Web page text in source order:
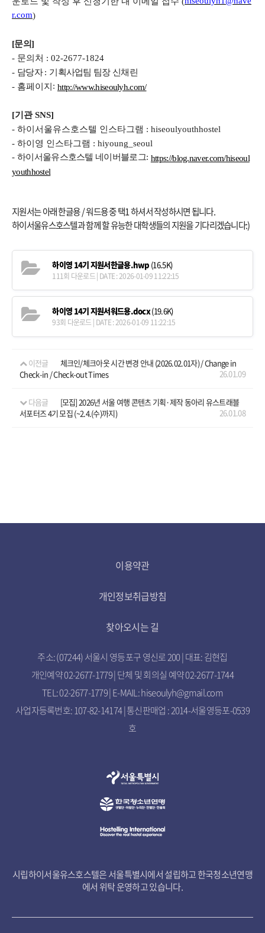
r.com)
[문의]
- 문의처 : 02-2677-1824
- 담당자: 기획사업팀 팀장 신채린
- 홈페이지 : http://www.hiseoulyh.com/
[기관SNS]
- 하이서울유스호스텔 인스타그램 : hiseoulyouthhostel
- 하이영 인스타그램 : hiyoung_seoul
- 하이서울유스호스텔 네이버블로그: https://blog.naver.com/hiseoul
youthhostel
지원서는 아래 한글용 / 워드용 중 택1 하셔서 작성하시면 됩니다.
하이서울유스호스텔과 함께 할 유능한 대학생들의 지원을 기다리겠습니다:)
하이영 14기 지원서한글용.hwp (16.5K)
111회 다운로드 | DATE : 2026-01-09 11:22:15
하이영 14기 지원서워드용.docx(19.6K)
93회 다운로드 | DATE : 2026-01-09 11:22:15
이전글
체크인/체크아웃 시간 변경 안내 (2026.02.01자) / Change in
Check-in / Check-out Times
26.01.09
다음글
[모집] 2026년 서울 여행 콘텐츠 기획·제작 동아리 유스트래블
서포터즈 4기 모집 (~2.4.(수)까지)
26.01.08
이용약관
개인정보취급방침
찾아오시는 길
주소: (07244) 서울시 영등포구 영신로 200 | 대표: 김현집
개인예약 02-2677-1779 | 단체 및 회의실 예약 02-2677-1744
TEL: 02-2677-1779 | E-MAIL: hiseoulyh@gmail.com
사업자등록번호: 107-82-14174 | 통신판매업 : 2014-서울영등포-0539
호
시립하이서울유스호스텔은 서울특별시에서 설립하고 한국청소년연맹
에서 위탁 운영하고 있습니다.